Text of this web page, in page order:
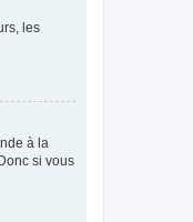
les
à la
si vous